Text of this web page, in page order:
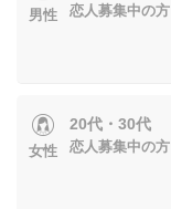
男性 恋人募集中の方
女性
20代・30代
恋人募集中の方